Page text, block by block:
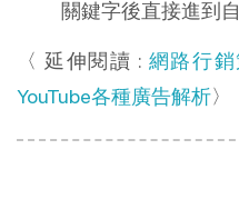
關鍵字後直接進到
〈 延伸閱讀 : 網路行
YouTube各種廣告解析〉